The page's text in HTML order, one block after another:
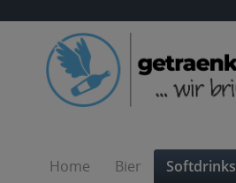
Home Bier Softdrinks